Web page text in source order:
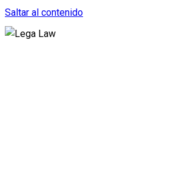
Saltar al contenido